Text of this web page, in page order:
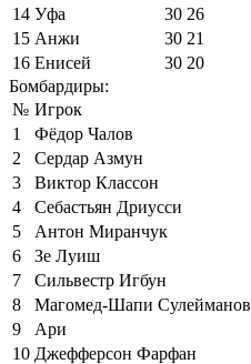
14 Уфа 30 26
15 Анжи 30 21
16 Енисей 30 20
Бомбардиры:
№ Игрок
1
Фёдор Чалов
2
Сердар Азмун
3
Виктор Классон
4
Себастьян Дриусси
5
Антон Миранчук
6
Зе Луиш
7
Сильвестр Игбун
8
Магомед-Шапи Сулейманов
9
Ари
10 Джефферсон Фарфан